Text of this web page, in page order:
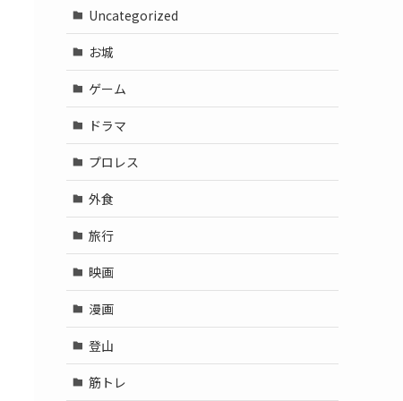
Uncategorized
お城
ゲーム
ドラマ
プロレス
外食
旅行
映画
漫画
登山
筋トレ